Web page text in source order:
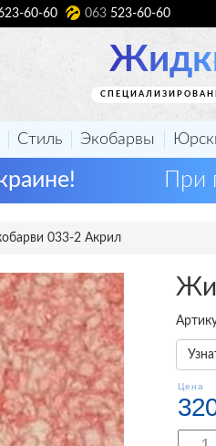
60-60 063 523-60-60
Стиль Экобарвы
При
033-2 Акрил
Цена